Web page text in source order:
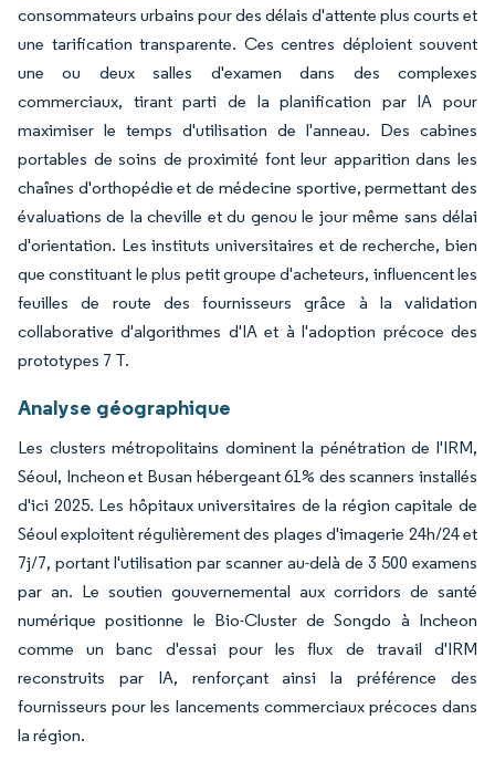
consommateurs urbains pour des délais d'attente plus courts et
une tarification transparente. Ces centres déploient souvent
une ou deux salles d'examen dans des complexes
commerciaux, tirant parti de la planification par IA pour
maximiser le temps d'utilisation de l'anneau. Des cabines
portables de soins de proximité font leur apparition dans les
chaînes d'orthopédie et de médecine sportive, permettant des
évaluations de la cheville et du genou le jour même sans délai
d'orientation. Les instituts universitaires et de recherche, bien
que constituant le plus petit groupe d'acheteurs, influencent les
feuilles de route des fournisseurs grâce à la validation
collaborative d'algorithmes d'IA et à l'adoption précoce des
prototypes 7 T.
Analyse géographique
Les clusters métropolitains dominent la pénétration de l'IRM,
Séoul, Incheon et Busan hébergeant 61% des scanners installés
d'ici 2025. Les hôpitaux universitaires de la région capitale de
Séoul exploitent régulièrement des plages d'imagerie 24h/24 et
7j/7, portant l'utilisation par scanner au-delà de 3 500 examens
par an. Le soutien gouvernemental aux corridors de santé
numérique positionne le Bio-Cluster de Songdo à Incheon
comme un banc d'essai pour les flux de travail d'IRM
reconstruits par IA, renforçant ainsi la préférence des
fournisseurs pour les lancements commerciaux précoces dans
la région.